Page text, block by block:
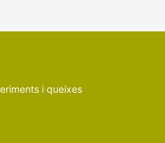
i queixes